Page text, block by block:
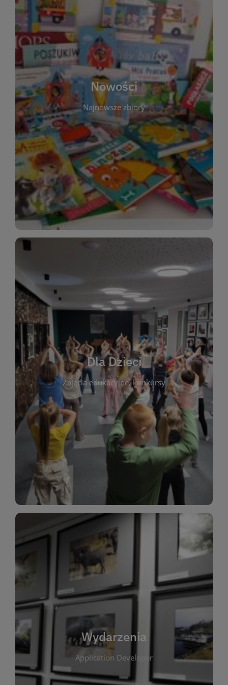
Nowości
Najnowsze zbiory
W tej sekcji prezentujemy najnowsze książki,
audiobooki oraz filmy, które właśnie trafiły do
zbiorów Miejskiej Biblioteki Publicznej w
Starachowicach. Regularnie aktualizujemy listę,
aby Czytelnicy mogli na bieżąco odkrywać świeże
tytuły i najciekawsze premiery wydawnicze. Każda
pozycja opatrzona jest krótkim opisem i
informacją o dostępności w katalogu. Zachęcamy
do częstych odwiedzin – nowości pojawiają się
niemal każdego tygodnia! Dzięki tej zakładce
zawsze będziesz wiedzieć, co warto przeczytać
jako pierwsze.
WIĘCEJ
Dla Dzieci
Zajęcia edukacyjne, konkursy
Dla Dzieci
To miejsce stworzone z myślą o najmłodszych
czytelnikach i ich rodzicach. Znajdziesz tu
informacje o zajęciach edukacyjnych, konkursach
plastycznych i spotkaniach z autorami książek dla
dzieci. Biblioteka oferuje bogaty wybór bajek,
opowiadań i lektur szkolnych, a także przyjazny
kącik do wspólnego czytania. Pragniemy
rozbudzać miłość do książek od najmłodszych lat.
Zapraszamy do wspólnej zabawy i odkrywania
świata literatury!
WIĘCEJ
Wydarzenia
Application Developer
Wydarzenia
W tej zakładce publikujemy informacje o
wszystkich wydarzeniach organizowanych przez
bibliotekę. Znajdziesz tu zapowiedzi spotkań
autorskich, warsztatów, prelekcji i zajęć
tematycznych dla różnych grup wiekowych. Każde
wydarzenie ma na celu promowanie kultury
czytelniczej oraz integrację społeczności lokalnej.
Dzięki kalendarzowi wydarzeń możesz łatwo